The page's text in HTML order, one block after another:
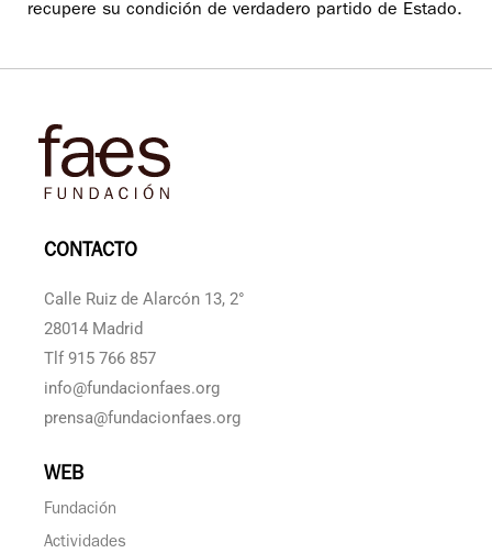
recupere su condición de verdadero partido de Estado.
CONTACTO
Calle Ruiz de Alarcón 13, 2°
28014 Madrid
Tlf 915 766 857
info@fundacionfaes.org
prensa@fundacionfaes.org
WEB
Fundación
Actividades